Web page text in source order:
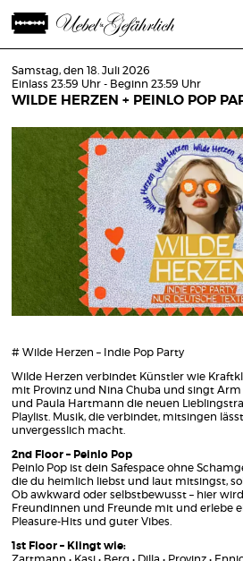
Samstag, den 18. Juli 2026
Einlass 23:59 Uhr - Beginn 23:59 Uhr
WILDE HERZEN + PEINLO POP
# Wilde Herzen – Indie Pop Party
Wilde Herzen verbindet Künstler wie
mit Provinz und Nina Chuba und singt
und Paula Hartmann die neuen
Playlist. Musik, die verbindet, mitsingen
unvergesslich macht.
2nd Floor – Peinlo Pop
Peinlo Pop ist dein Safespace ohne
die du heimlich liebst und laut mitsingst,
Ob awkward oder selbstbewusst – hier
Freundinnen und Freunde mit und erlebe
Pleasure-Hits und guter Vibes.
1st Floor – Klingt wie:
Zartmann • Kasi • Berq • Dilla • Provinz •